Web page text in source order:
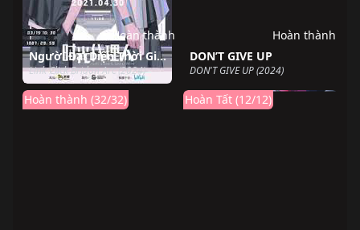
Người Đại Diện Thời Gian Season 3 Yingdu
Link Click Bridon Arc (2024)
Hoàn thành
DON’T GIVE UP
DON'T GIVE UP (2024)
Hoàn thành
Hoàn thành (32/32) Hoàn Tất (12/12)